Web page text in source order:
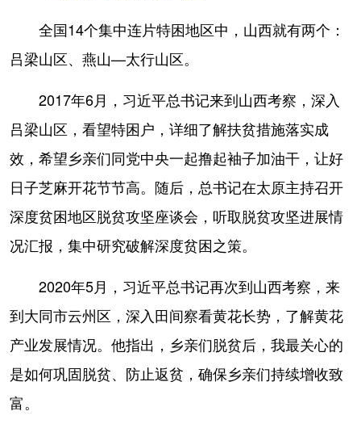
陕西 甘肃 青海 宁夏
新疆 内蒙古
多语种频道
English Español Français عربى
Русский язык 日本語 한국어
Deutsch Português
全国14个集中连片特困地区中，山西就有两个：
吕梁山区、燕山—太行山区。
2017年6月，习近平总书记来到山西考察，深入
吕梁山区，看望特困户，详细了解扶贫措施落实成
效，希望乡亲们同党中央一起撸起袖子加油干，让好
日子芝麻开花节节高。随后，总书记在太原主持召开
深度贫困地区脱贫攻坚座谈会，听取脱贫攻坚进展情
况汇报，集中研究破解深度贫困之策。
2020年5月，习近平总书记再次到山西考察，来
到大同市云州区，深入田间察看黄花长势，了解黄花
产业发展情况。他指出，乡亲们脱贫后，我最关心的
是如何巩固脱贫、防止返贫，确保乡亲们持续增收致
富。